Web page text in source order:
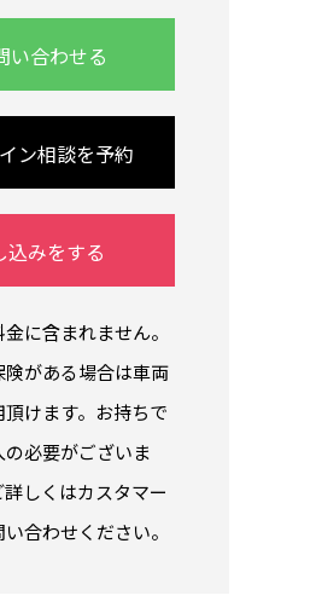
い合わせる
ン相談を予約
込みをする
に含まれません。
がある場合は車両
けます。お持ちで
必要がございま
しくはカスタマー
合わせください。